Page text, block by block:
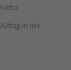
in der